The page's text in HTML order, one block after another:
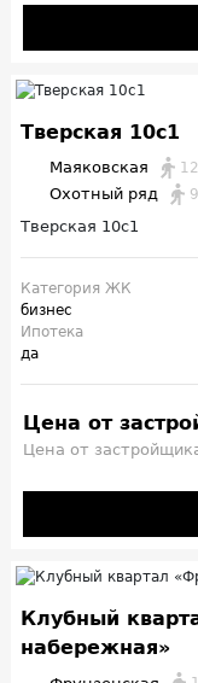
Тверская 10с1
Маяковская
Охотный ряд
Тверская 10с1
Категория ЖК
бизнес
Ипотека
да
Цена от
Цена от
Клубный
набережная»